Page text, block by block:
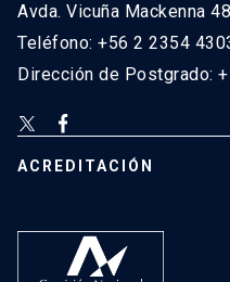
Avda. Vicuña Mackenna
Teléfono: +56 2 2354
Dirección de Postgrado:
ACREDITACIÓN